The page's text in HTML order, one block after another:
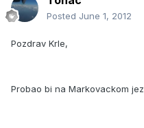
Posted June 1, 2012
Pozdrav Krle,
Probao bi na Markovackom